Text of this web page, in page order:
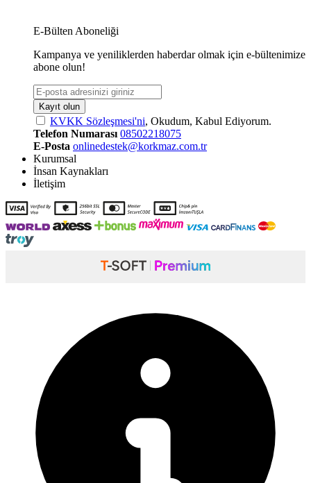
E-Bülten Aboneliği
Kampanya ve yeniliklerden haberdar olmak için e-bültenimize
abone olun!
Kayıt olun
KVKK Sözleşmesi'ni, Okudum, Kabul Ediyorum.
Telefon Numarası 08502218075
E-Posta onlinedestek@korkmaz.com.tr
Kurumsal
İnsan Kaynakları
İletişim